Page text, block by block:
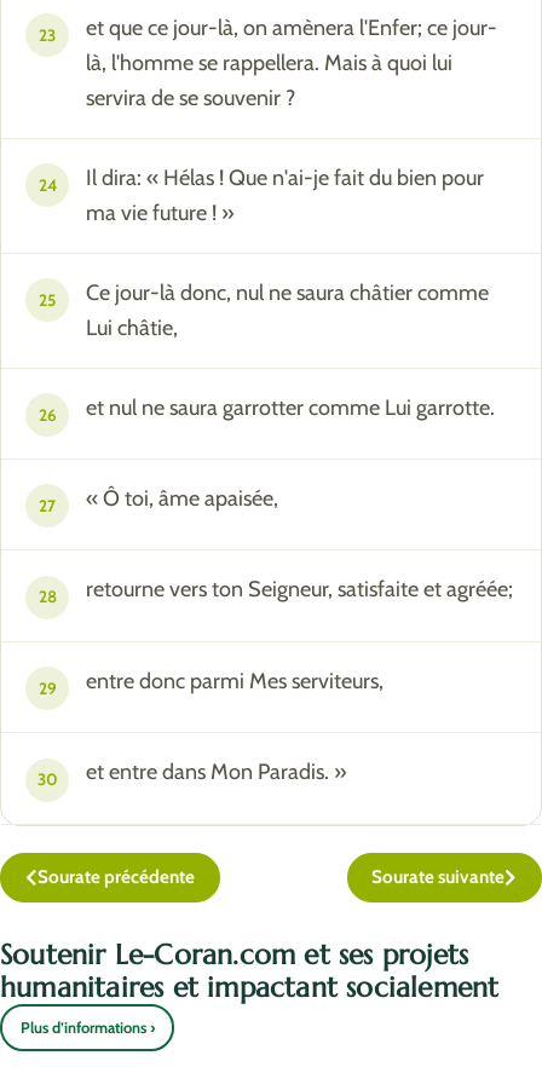
23
et que ce jour-là, on amènera l'Enfer; ce jour-
là, l'homme se rappellera. Mais à quoi lui
servira de se souvenir ?
24
Il dira: « Hélas ! Que n'ai-je fait du bien pour
ma vie future ! »
25
Ce jour-là donc, nul ne saura châtier comme
Lui châtie,
26 et nul ne saura garrotter comme Lui garrotte.
27 « Ô toi, âme apaisée,
28 retourne vers ton Seigneur, satisfaite et agréée;
29 entre donc parmi Mes serviteurs,
30 et entre dans Mon Paradis. »
Sourate précédente Sourate suivante
Soutenir Le-Coran.com et ses projets
humanitaires et impactant socialement
Plus d’informations ›